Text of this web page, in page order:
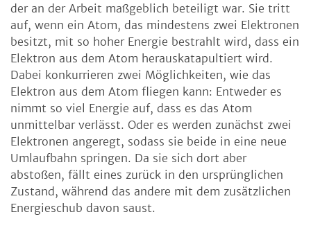
der an der Arbeit maßgeblich beteiligt war. Sie tritt
auf, wenn ein Atom, das mindestens zwei Elektronen
besitzt, mit so hoher Energie bestrahlt wird, dass ein
Elektron aus dem Atom herauskatapultiert wird.
Dabei konkurrieren zwei Möglichkeiten, wie das
Elektron aus dem Atom fliegen kann: Entweder es
nimmt so viel Energie auf, dass es das Atom
unmittelbar verlässt. Oder es werden zunächst zwei
Elektronen angeregt, sodass sie beide in eine neue
Umlaufbahn springen. Da sie sich dort aber
abstoßen, fällt eines zurück in den ursprünglichen
Zustand, während das andere mit dem zusätzlichen
Energieschub davon saust.